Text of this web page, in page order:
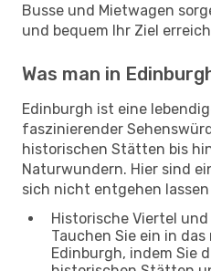
Busse und Mietwagen
und bequem Ihr Ziel
Was man in
Edinburgh ist eine
faszinierender
historischen Stätten bis
Naturwundern. Hier sind
sich nicht entgehen
Historische Viertel
Tauchen Sie ein in
Edinburgh, indem Sie